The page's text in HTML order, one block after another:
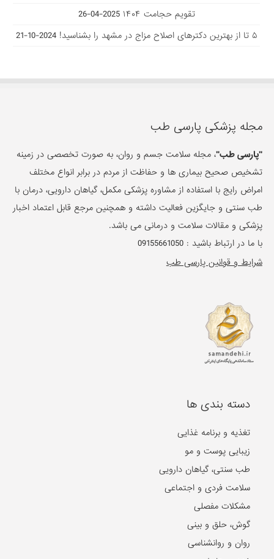
تقویم حجامت ۱۴۰۴
2025-04-26
۵ تا از بهترین دکتر‌های اصلاح مزاج در مشهد را بشناسید!
2024-10-21
مجله پزشکی پارسی طب
"پارسی طب"، مجله سلامت جسم و روان، به صورت تخصصی در زمینه
تشخیص صحیح بیماری ها و حفاظت از مردم در برابر انواع مختلف
امراض رایج با استفاده از مشاوره پزشکی مکمل، گیاهان دارویی، درمان با
طب سنتی و جایگزین فعالیت داشته و همچنین مرجع قابل اعتماد اخبار
پزشکی و مقالات سلامت و درمانی می باشد.
با ما در ارتباط باشید :09155661050
شرایط و قوانین پارسی طب
دسته بندی ها
تغذیه و برنامه غذایی
زیبایی پوست و مو
طب سنتی، گیاهان دارویی
سلامت فردی و اجتماعی
مشکلات مفصلی
گوش، حلق و بینی
روان و روانشناسی